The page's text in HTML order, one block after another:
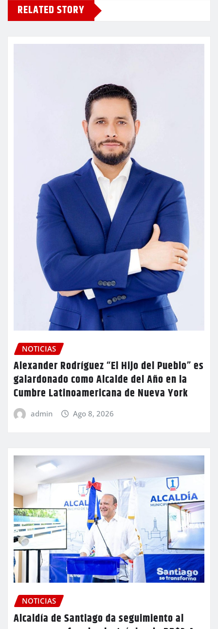
RELATED STORY
NOTICIAS
Alexander Rodríguez “El Hijo del Pueblo” es
galardonado como Alcalde del Año en la
Cumbre Latinoamericana de Nueva York
admin Ago 8, 2026
NOTICIAS
Alcaldía de Santiago da seguimiento al